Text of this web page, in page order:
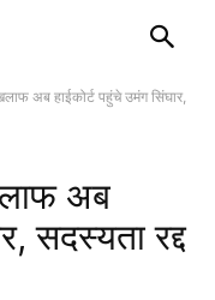
अब हाईकोर्ट पहुंचे उमंग सिंघार,
अब
सदस्यता रद्द